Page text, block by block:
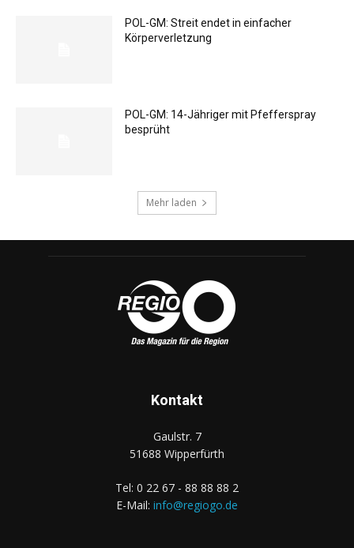
POL-GM: Streit endet in einfacher
Körperverletzung
POL-GM: 14-Jähriger mit Pfefferspray
besprüht
Mehr laden
Kontakt
Gaulstr. 7
51688 Wipperfürth
Tel: 0 22 67 - 88 88 88 2
E-Mail: info@regiogo.de